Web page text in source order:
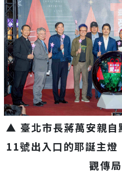
▲ 臺北市長蔣萬安親自
11號出入口的耶誕主燈
觀傳局